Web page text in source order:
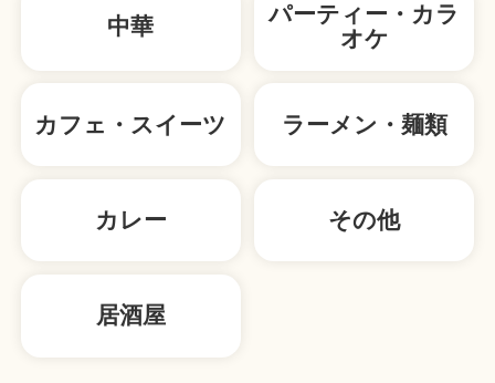
中華
パーティー・カラ
オケ
カフェ・スイーツ ラーメン・麺類
カレー その他
居酒屋